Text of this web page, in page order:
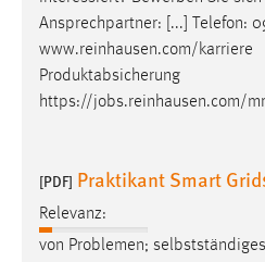
Ansprechpartner: [...] Telefon:
www.reinhausen.com/
Produktabsicherung
https://jobs.reinhausen.com/
[PDF] Praktikant Smart
Relevanz:
von Problemen;